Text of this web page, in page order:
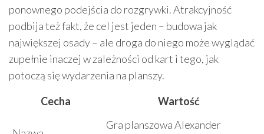
ponownego podejścia do rozgrywki. Atrakcyjność
podbija też fakt, że cel jest jeden – budowa jak
największej osady – ale droga do niego może wyglądać
zupełnie inaczej w zależności od kart i tego, jak
potoczą się wydarzenia na planszy.
Cecha
Wartość
Gra planszowa Alexander